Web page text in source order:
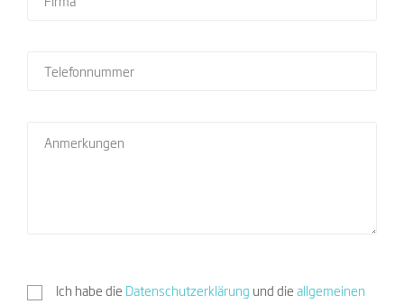
Ich habe die Datenschutzerklärung und die allgemeinen